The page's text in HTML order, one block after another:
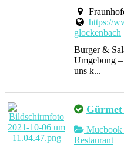
https://
glockenbach
Burger &
Umgebung
uns k...
Mucbook
Restaurant